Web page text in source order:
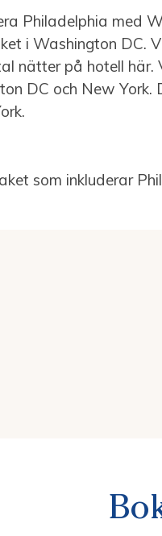
Philadelphia med
i Washington DC.
nätter på hotell här.
DC och New
som inkluderar